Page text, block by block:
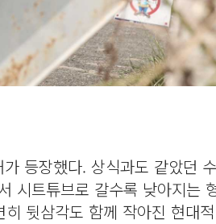
등장했다. 상식과도 같았던 수
시트튜브로 갈수록 낮아지는
뒷삼각도 함께 작아진 현대적